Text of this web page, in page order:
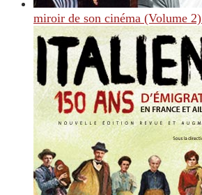
miroir de son cinéma (Volume 2)